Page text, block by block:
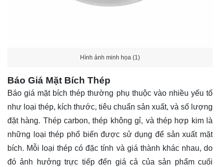
Hình ảnh minh họa (1)
Báo Giá Mặt Bích Thép
Báo giá mặt bích thép thường phụ thuộc vào nhiều yếu tố
như loại thép, kích thước, tiêu chuẩn sản xuất, và số lượng
đặt hàng. Thép carbon, thép không gỉ, và thép hợp kim là
những loại thép phổ biến được sử dụng để sản xuất mặt
bích. Mỗi loại thép có đặc tính và giá thành khác nhau, do
đó ảnh hưởng trực tiếp đến giá cả của sản phẩm cuối